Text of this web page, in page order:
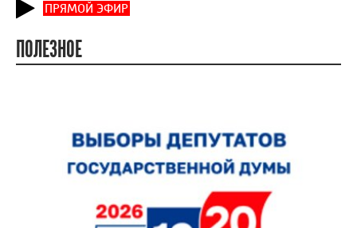
ПРЯМОЙ ЭФИР
ПОЛЕЗНОЕ